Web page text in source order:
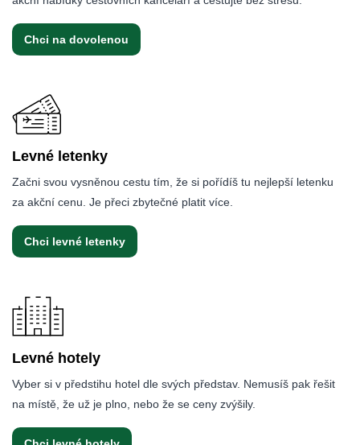
Chci na dovolenou
Levné letenky
Začni svou vysněnou cestu tím, že si pořídíš tu nejlepší letenku
za akční cenu. Je přeci zbytečné platit více.
Chci levné letenky
Levné hotely
Vyber si v předstihu hotel dle svých představ. Nemusíš pak řešit
na místě, že už je plno, nebo že se ceny zvýšily.